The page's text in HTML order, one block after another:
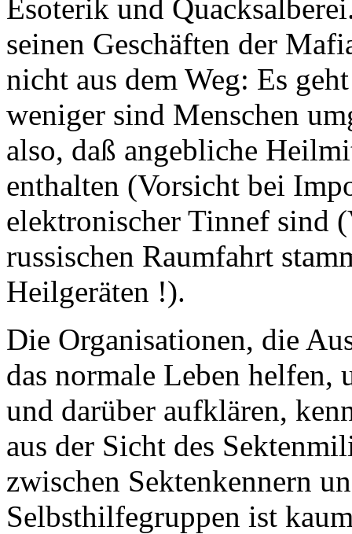
Esoterik und
seinen Geschäften der
nicht aus dem Weg: Es
weniger sind Menschen
also, daß angebliche
enthalten (Vorsicht bei
elektronischer Tinnef sind
russischen Raumfahrt
Heilgeräten !).
Die Organisationen, die
das normale Leben helfen,
und darüber aufklären,
aus der Sicht des
zwischen Sektenkennern
Selbsthilfegruppen ist